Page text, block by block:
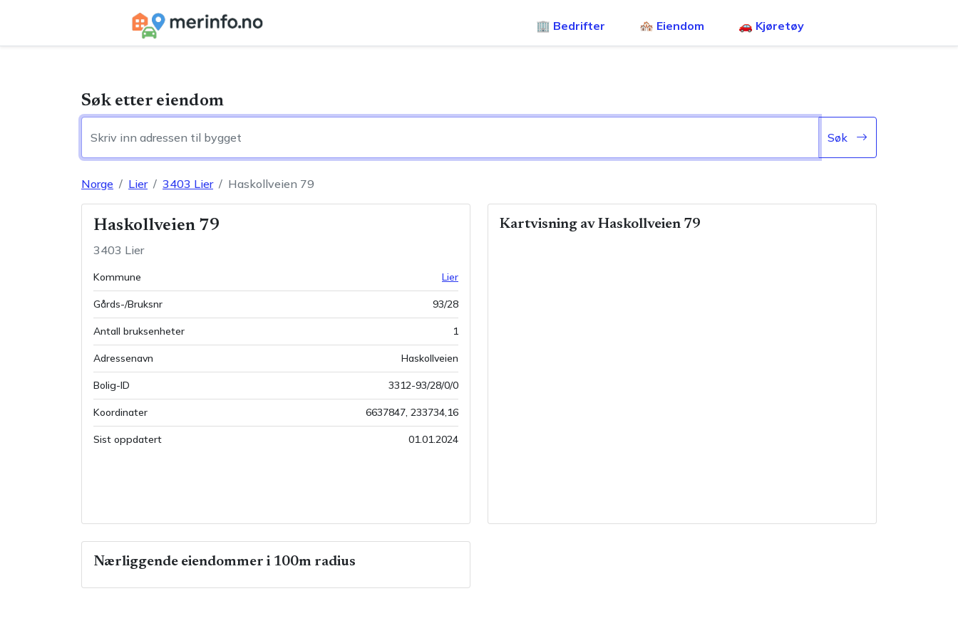
🏢 Bedrifter 🏘️ Eiendom 🚗 Kjøretøy
Søk etter eiendom
Søk
Norge Lier 3403 Lier Haskollveien 79
Haskollveien 79
3403 Lier
Kommune Lier
Gårds-/Bruksnr 93/28
Antall bruksenheter 1
Adressenavn Haskollveien
Bolig-ID 3312-93/28/0/0
Koordinater 6637847, 233734,16
Sist oppdatert 01.01.2024
Kartvisning av Haskollveien 79
Nærliggende eiendommer i 100m radius